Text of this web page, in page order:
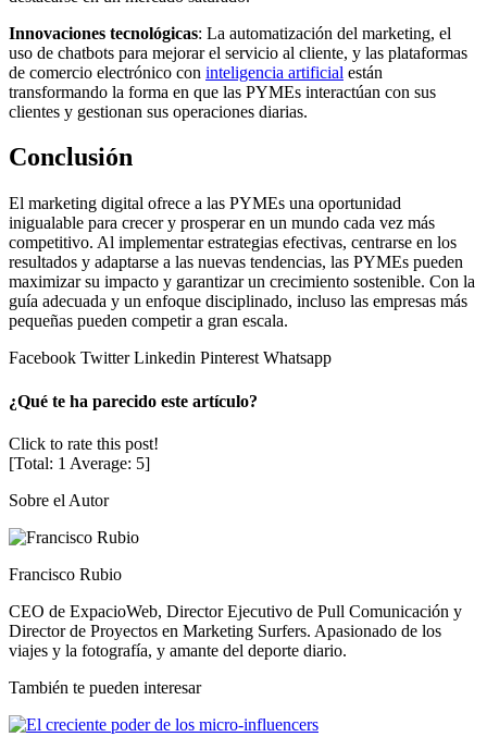
Innovaciones tecnológicas: La automatización del marketing, el
uso de chatbots para mejorar el servicio al cliente, y las plataformas
de comercio electrónico con inteligencia artificial están
transformando la forma en que las PYMEs interactúan con sus
clientes y gestionan sus operaciones diarias.
Conclusión
El marketing digital ofrece a las PYMEs una oportunidad
inigualable para crecer y prosperar en un mundo cada vez más
competitivo. Al implementar estrategias efectivas, centrarse en los
resultados y adaptarse a las nuevas tendencias, las PYMEs pueden
maximizar su impacto y garantizar un crecimiento sostenible. Con la
guía adecuada y un enfoque disciplinado, incluso las empresas más
pequeñas pueden competir a gran escala.
Facebook Twitter Linkedin Pinterest Whatsapp
¿Qué te ha parecido este artículo?
Click to rate this post!
[Total: 1 Average: 5]
Sobre el Autor
Francisco Rubio
CEO de ExpacioWeb, Director Ejecutivo de Pull Comunicación y
Director de Proyectos en Marketing Surfers. Apasionado de los
viajes y la fotografía, y amante del deporte diario.
También te pueden interesar